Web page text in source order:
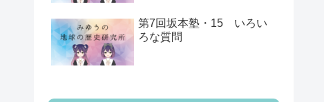
第7回坂本塾・15 いろい
ろな質問